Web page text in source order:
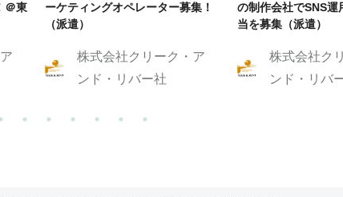
＠東
ーケティングオペレーター募集！
（派遣）
株式会社クリーク・ア
ンド・リバー社
の制作会社でSNS運
当を募集（派遣）
株式会社ク
ンド・リバ